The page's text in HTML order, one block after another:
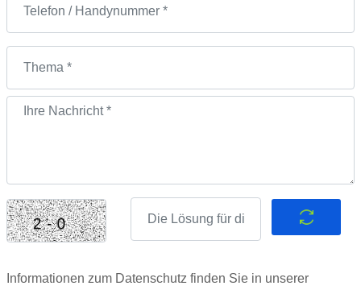
Informationen zum Datenschutz finden Sie in unserer